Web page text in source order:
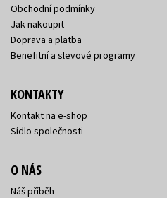
Obchodní podmínky
Jak nakoupit
Doprava a platba
Benefitní a slevové programy
KONTAKTY
Kontakt na e-shop
Sídlo společnosti
O NÁS
Náš příběh